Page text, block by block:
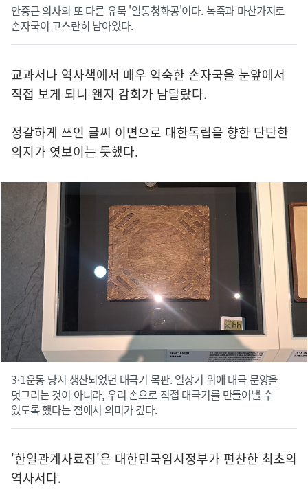
안중근 의사의 또 다른 유묵 '일통청화공'이다. 녹죽과 마찬가지로
손자국이 고스란히 남아있다.
교과서나 역사책에서 매우 익숙한 손자국을 눈앞에서
직접 보게 되니 왠지 감회가 남달랐다.
정갈하게 쓰인 글씨 이면으로 대한독립을 향한 단단한
의지가 엿보이는 듯했다.
3·1운동 당시 생산되었던 태극기 목판. 일장기 위에 태극 문양을
덧그리는 것이 아니라, 우리 손으로 직접 태극기를 만들어낼 수
있도록 했다는 점에서 의미가 깊다.
'한일관계사료집'은 대한민국임시정부가 편찬한 최초의
역사서다.